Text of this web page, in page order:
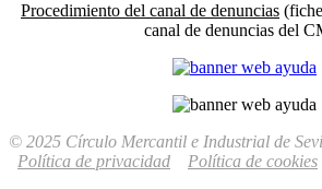
Procedimiento del canal de denuncias
canal de denuncias del
© 2025 Círculo Mercantil e Industrial de
Política de privacidad
Política de cookies